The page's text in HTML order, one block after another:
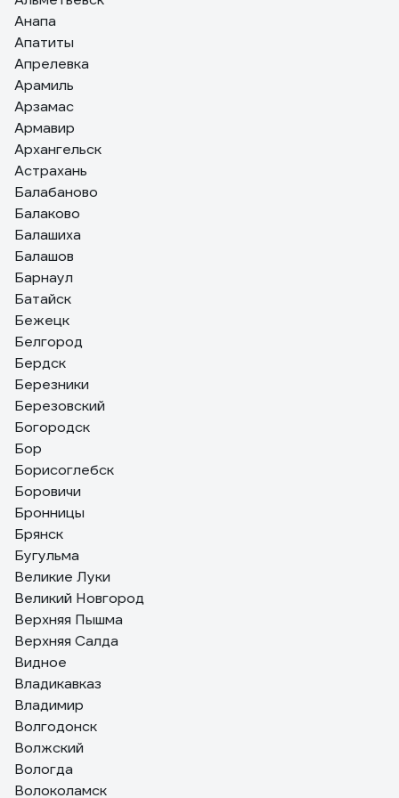
Анапа
Апатиты
Апрелевка
Арамиль
Арзамас
Армавир
Архангельск
Астрахань
Балабаново
Балаково
Балашиха
Балашов
Барнаул
Батайск
Бежецк
Белгород
Бердск
Березники
Березовский
Богородск
Бор
Борисоглебск
Боровичи
Бронницы
Брянск
Бугульма
Великие Луки
Великий Новгород
Верхняя Пышма
Верхняя Салда
Видное
Владикавказ
Владимир
Волгодонск
Волжский
Вологда
Волоколамск